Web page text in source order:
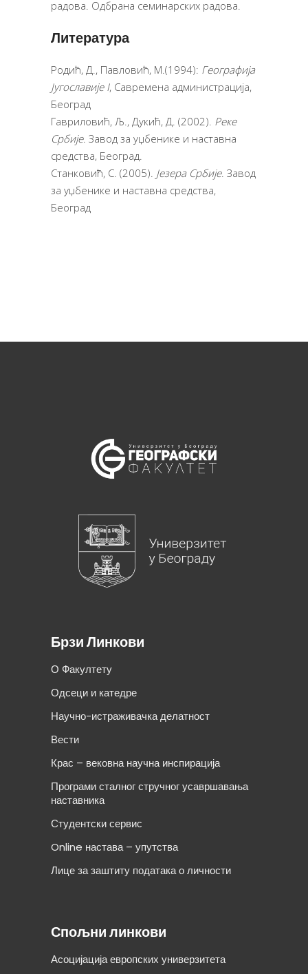
радова. Одбрана семинарских радова.
Литература
Родић, Д., Павловић, М.(1994): Географија
ЈугославијеI, Савремена администрација,
Београд
Гавриловић, Љ., Дукић, Д. (2002). Реке
Србије. Завод за уџбенике и наставна
средства, Београд.
Станковић, С. (2005). Језера Србије. Завод
за уџбенике и наставна средства,
Београд
Брзи Линкови
О Факултету
Одсеци и катедре
Научно-истраживачка делатност
Вести
Крас – вековна научна инспирација
Програми сталног стручног усавршавања
наставника
Студентски сервис
Online настава – упутства
Лице за заштиту података о личности
Спољни линкови
Асоцијација европских универзитета